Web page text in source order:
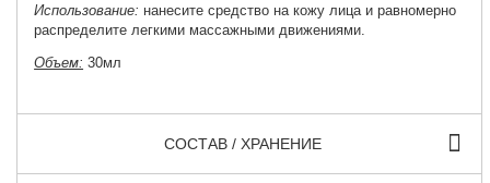
Использование: нанесите средство на кожу лица и равномерно
распределите легкими массажными движениями.
Объем: 30мл
СОСТАВ / ХРАНЕНИЕ